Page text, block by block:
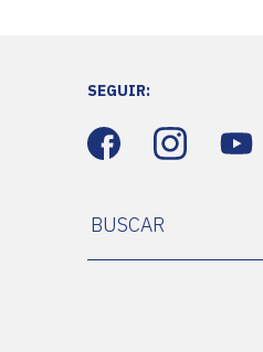
SEGUIR: